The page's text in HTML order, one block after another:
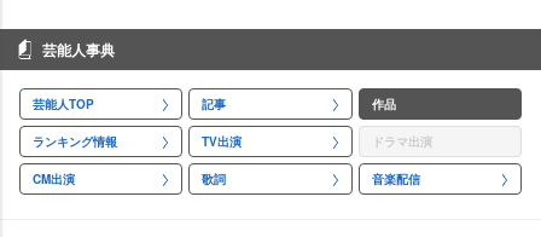
芸能人事典
芸能人TOP 記事 作品
ランキング情報 TV出演 ドラマ出演
CM出演 歌詞 音楽配信